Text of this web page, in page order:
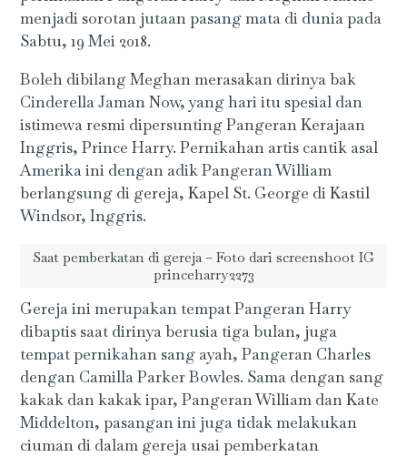
menjadi sorotan jutaan pasang mata di dunia pada
Sabtu, 19 Mei 2018.
Boleh dibilang Meghan merasakan dirinya bak
Cinderella Jaman Now, yang hari itu spesial dan
istimewa resmi dipersunting Pangeran Kerajaan
Inggris, Prince Harry. Pernikahan artis cantik asal
Amerika ini dengan adik Pangeran William
berlangsung di gereja, Kapel St. George di Kastil
Windsor, Inggris.
Saat pemberkatan di gereja – Foto dari screenshoot IG
princeharry2273
Gereja ini merupakan tempat Pangeran Harry
dibaptis saat dirinya berusia tiga bulan, juga
tempat pernikahan sang ayah, Pangeran Charles
dengan Camilla Parker Bowles. Sama dengan sang
kakak dan kakak ipar, Pangeran William dan Kate
Middelton, pasangan ini juga tidak melakukan
ciuman di dalam gereja usai pemberkatan